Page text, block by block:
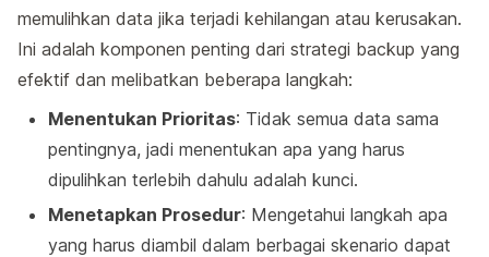
memulihkan data jika terjadi kehilangan atau kerusakan.
Ini adalah komponen penting dari strategi backup yang
efektif dan melibatkan beberapa langkah:
Menentukan Prioritas: Tidak semua data sama
pentingnya, jadi menentukan apa yang harus
dipulihkan terlebih dahulu adalah kunci.
Menetapkan Prosedur: Mengetahui langkah apa
yang harus diambil dalam berbagai skenario dapat